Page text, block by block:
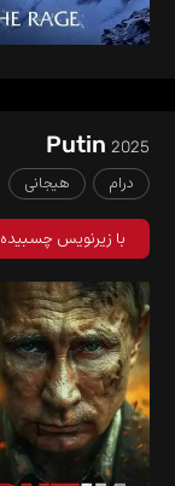
Putin2025
درام هیجانی
با زیرنویس چسبیده